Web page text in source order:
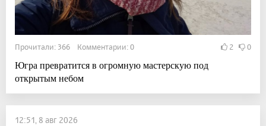
Прочитали: 366 Комментарии: 0 2 0
Югра превратится в огромную мастерскую под
открытым небом
12:51, 8 авг 2026